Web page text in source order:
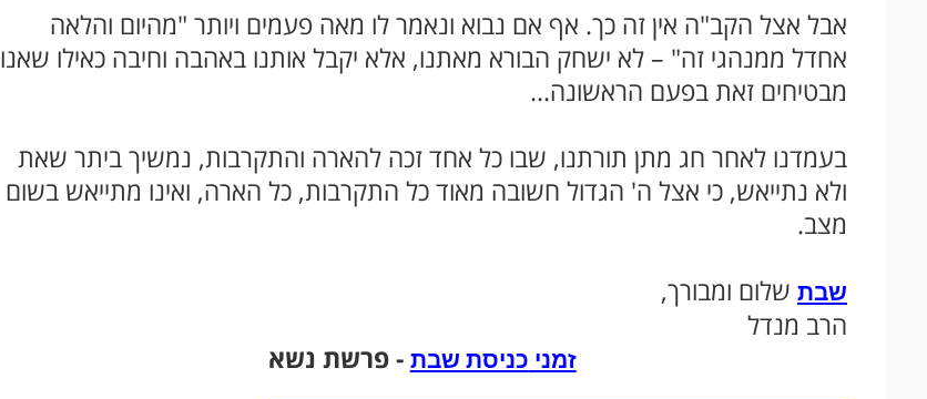
אבל אצל הקב"ה אין זה כך. אף אם נבוא ונאמר לו מאה פעמים ויותר "מהיום והלאה
אחדל ממנהגי זה" – לא ישחק הבורא מאתנו, אלא יקבל אותנו באהבה וחיבה כאילו שאנו
מבטיחים זאת בפעם הראשונה...
בעמדנו לאחר חג מתן תורתנו, שבו כל אחד זכה להארה והתקרבות, נמשיך ביתר שאת
ולא נתייאש, כי אצל ה' הגדול חשובה מאוד כל התקרבות, כל הארה, ואינו מתייאש בשום
מצב.
שבת שלום ומבורך,
הרב מנדל
זמני כניסת שבת - פרשת נשא